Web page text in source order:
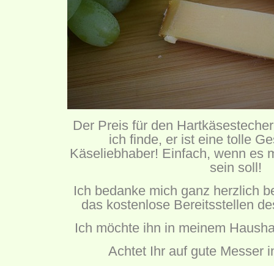
Der Preis für den
ich finde, er ist eine tolle
Käseliebhaber! Einfach, wenn es
sein soll!
Ich bedanke mich ganz herzlich
das kostenlose Bereitsstellen
Ich möchte ihn in meinem
Achtet Ihr auf gute Messer